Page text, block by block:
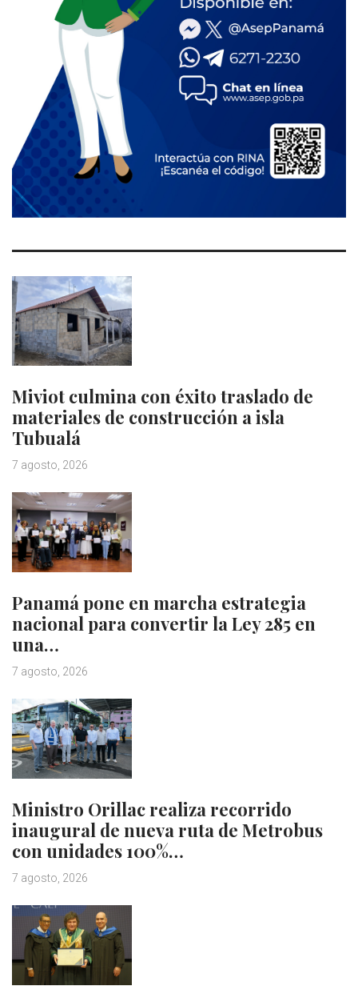
Miviot culmina con éxito traslado de
materiales de construcción a isla
Tubualá
7 agosto, 2026
Panamá pone en marcha estrategia
nacional para convertir la Ley 285 en
una…
7 agosto, 2026
Ministro Orillac realiza recorrido
inaugural de nueva ruta de Metrobus
con unidades 100%…
7 agosto, 2026